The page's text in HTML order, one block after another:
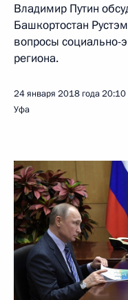
Владимир Путин
Башкортостан
вопросы социально-
региона.
24 января 2018 года20:10
Уфа